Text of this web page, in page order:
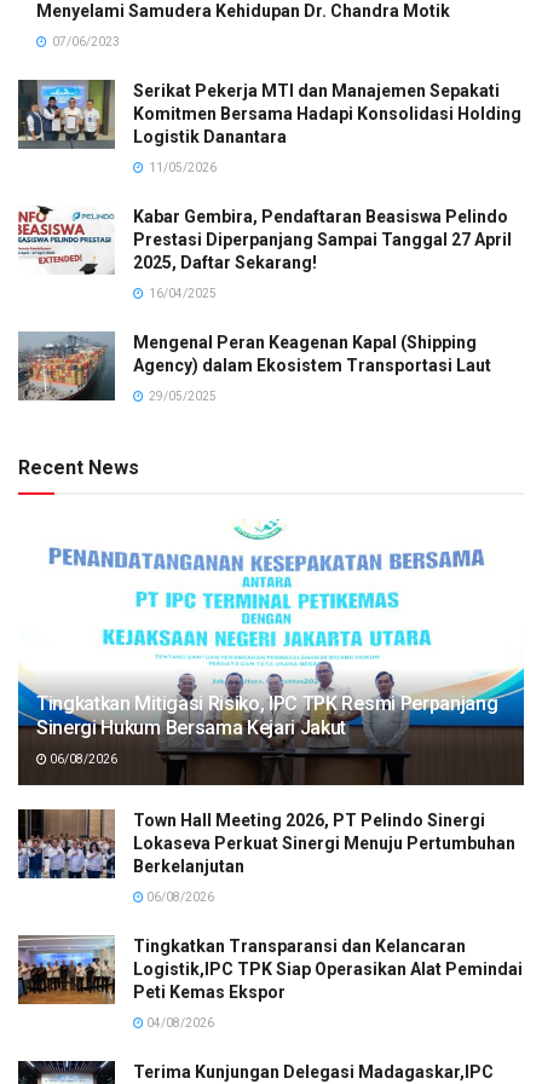
Menyelami Samudera Kehidupan Dr. Chandra Motik
07/06/2023
Serikat Pekerja MTI dan Manajemen Sepakati
Komitmen Bersama Hadapi Konsolidasi Holding
Logistik Danantara
11/05/2026
Kabar Gembira, Pendaftaran Beasiswa Pelindo
Prestasi Diperpanjang Sampai Tanggal 27 April
2025, Daftar Sekarang!
16/04/2025
Mengenal Peran Keagenan Kapal (Shipping
Agency) dalam Ekosistem Transportasi Laut
29/05/2025
Recent News
Tingkatkan Mitigasi Risiko, IPC TPK Resmi Perpanjang
Sinergi Hukum Bersama Kejari Jakut
06/08/2026
Town Hall Meeting 2026, PT Pelindo Sinergi
Lokaseva Perkuat Sinergi Menuju Pertumbuhan
Berkelanjutan
06/08/2026
Tingkatkan Transparansi dan Kelancaran
Logistik,IPC TPK Siap Operasikan Alat Pemindai
Peti Kemas Ekspor
04/08/2026
Terima Kunjungan Delegasi Madagaskar,IPC